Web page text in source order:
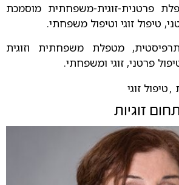
פרטנית-זוגית-משפחתית מוסמכת
טיפול זוגי וטיפול משפחתי.
מטפלת משפחתית וזוגית
פרטני, זוגי ומשפחתי.
,טיפול זוגי
זוגיות